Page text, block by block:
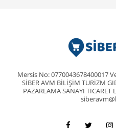
Mersis No: 0770043678400017
SİBER AVM BİLİŞİM TURİZM
PAZARLAMA SANAYİ